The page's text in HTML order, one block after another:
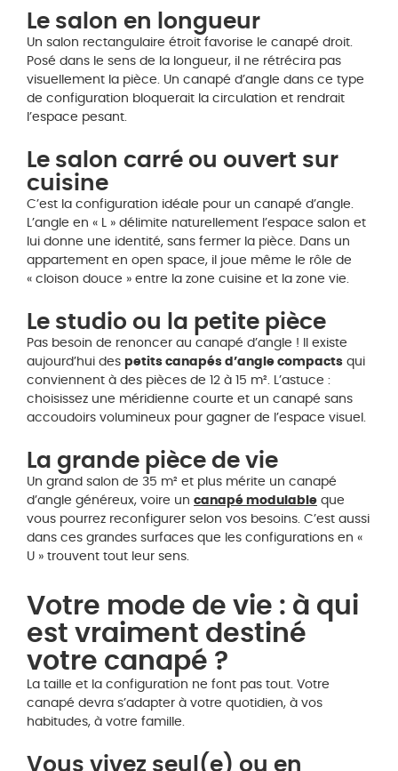
Le salon en longueur
Un salon rectangulaire étroit favorise le canapé droit.
Posé dans le sens de la longueur, il ne rétrécira pas
visuellement la pièce. Un canapé d’angle dans ce type
de configuration bloquerait la circulation et rendrait
l’espace pesant.
Le salon carré ou ouvert sur
cuisine
C’est la configuration idéale pour un canapé d’angle.
L’angle en « L » délimite naturellement l’espace salon et
lui donne une identité, sans fermer la pièce. Dans un
appartement en open space, il joue même le rôle de
« cloison douce » entre la zone cuisine et la zone vie.
Le studio ou la petite pièce
Pas besoin de renoncer au canapé d’angle ! Il existe
aujourd’hui des petits canapés d’angle compacts qui
conviennent à des pièces de 12 à 15 m². L’astuce :
choisissez une méridienne courte et un canapé sans
accoudoirs volumineux pour gagner de l’espace visuel.
La grande pièce de vie
Un grand salon de 35 m² et plus mérite un canapé
d’angle généreux, voire un canapé modulable que
vous pourrez reconfigurer selon vos besoins. C’est aussi
dans ces grandes surfaces que les configurations en «
U » trouvent tout leur sens.
Votre mode de vie : à qui
est vraiment destiné
votre canapé ?
La taille et la configuration ne font pas tout. Votre
canapé devra s’adapter à votre quotidien, à vos
habitudes, à votre famille.
Vous vivez seul(e) ou en